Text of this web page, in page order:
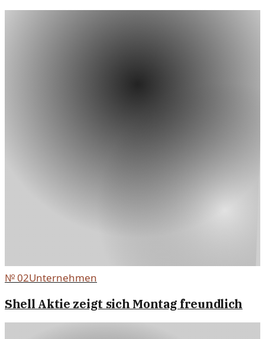
№02Unternehmen
Shell Aktie zeigt sich Montag freundlich